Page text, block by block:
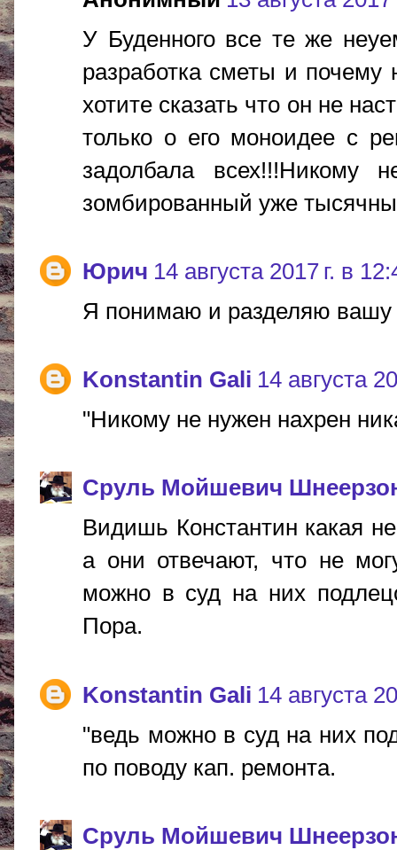
У Буденного все те же
разработка сметы и
хотите сказать что он не
только о его моноидее с
задолбала всех!!!Никому
зомбированный уже
Юрич 14 августа 2017 г. в
Я понимаю и разделяю вашу
Konstantin Gali 14 августа
"Никому не нужен нахрен
Сруль Мойшевич
Видишь Константин какая
а они отвечают, что не
можно в суд на них
Пора.
Konstantin Gali 14 августа
"ведь можно в суд на них
по поводу кап. ремонта.
Сруль Мойшевич